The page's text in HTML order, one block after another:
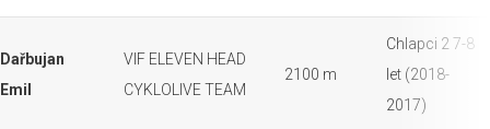
Dařbujan
Emil
VIF ELEVEN HEAD
CYKLOLIVE TEAM
2100 m
Chlapci 2 7-8
let (2018-
2017)